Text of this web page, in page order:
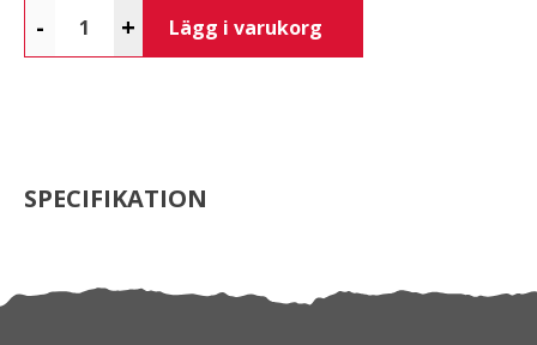
- + Lägg i varukorg
SPECIFIKATION